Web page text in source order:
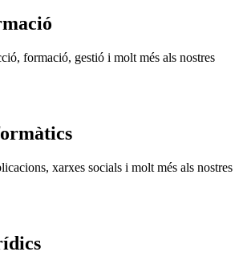
formació, gestió i molt més als nostres
xarxes socials i molt més als nostres